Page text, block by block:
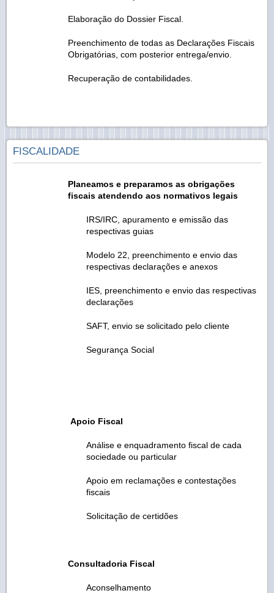
Elaboração do Dossier Fiscal.
Preenchimento de todas as Declarações Fiscais
Obrigatórias, com posterior entrega/envio.
Recuperação de contabilidades.
FISCALIDADE
Planeamos e preparamos as obrigações
fiscais atendendo aos normativos legais
IRS/IRC, apuramento e emissão das
respectivas guias
Modelo 22, preenchimento e envio das
respectivas declarações e anexos
IES, preenchimento e envio das respectivas
declarações
SAFT, envio se solicitado pelo cliente
Segurança Social
Apoio Fiscal
Análise e enquadramento fiscal de cada
sociedade ou particular
Apoio em reclamações e contestações
fiscais
Solicitação de certidões
Consultadoria Fiscal
Aconselhamento